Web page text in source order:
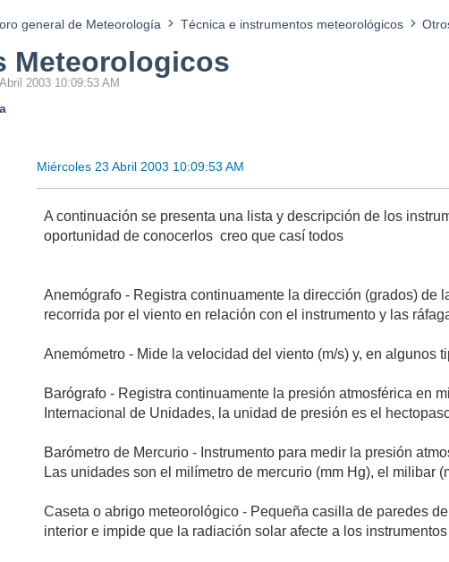
general de Meteorología Técnica e instrumentos meteorológicos
Meteorologicos
2003 10:09:53 AM
Miércoles 23 Abril 2003 10:09:53 AM
A continuación se presenta una lista y descripción de los
oportunidad de conocerlos creo que casí todos
Anemógrafo - Registra continuamente la dirección (grados) de
recorrida por el viento en relación con el instrumento y las
Anemómetro - Mide la velocidad del viento (m/s) y, en algunos
Barógrafo - Registra continuamente la presión atmosférica en
Internacional de Unidades, la unidad de presión es el
Barómetro de Mercurio - Instrumento para medir la presión
Las unidades son el milímetro de mercurio (mm Hg), el milibar
Caseta o abrigo meteorológico - Pequeña casilla de paredes
interior e impide que la radiación solar afecte a los